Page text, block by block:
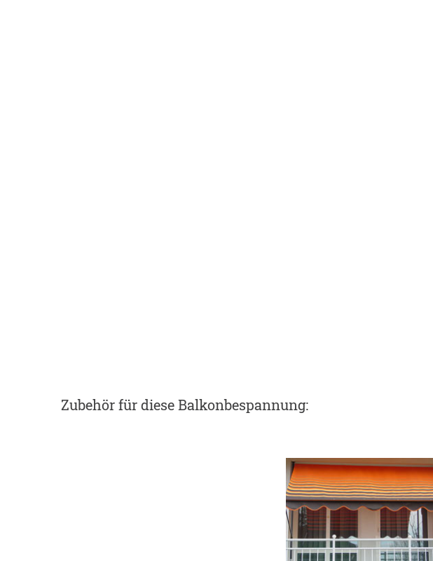
Zubehörfür diese Balkonbespannung: